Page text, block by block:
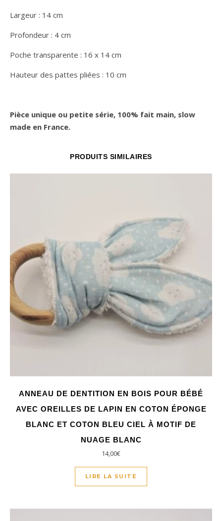
Largeur : 14 cm
Profondeur : 4 cm
Poche transparente : 16 x 14 cm
Hauteur des pattes pliées : 10 cm
Pièce unique ou petite série, 100% fait main, slow
made en France.
PRODUITS SIMILAIRES
ANNEAU DE DENTITION EN BOIS POUR BÉBÉ
AVEC OREILLES DE LAPIN EN COTON ÉPONGE
BLANC ET COTON BLEU CIEL À MOTIF DE
NUAGE BLANC
14,00€
LIRE LA SUITE